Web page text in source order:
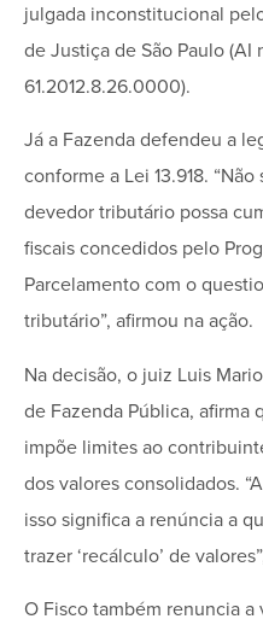
julgada inconstitucional
de Justiça de São Paulo (AI
61.2012.8.26.0000).
Já a Fazenda defendeu a
conforme a Lei 13.918.
devedor tributário possa
fiscais concedidos pelo
Parcelamento com o
tributário”, afirmou na ação.
Na decisão, o juiz Luis
de Fazenda Pública, afirma
impõe limites ao
dos valores consolidados.
isso significa a renúncia a
trazer ‘recálculo’ de
O Fisco também renuncia